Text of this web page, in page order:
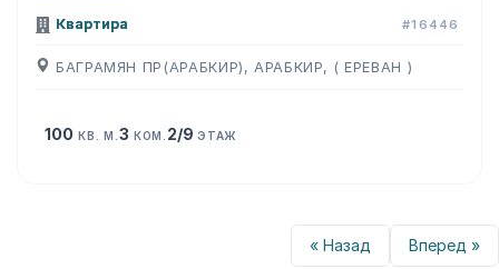
Квартира #16446
БАГРАМЯН ПР(АРАБКИР), АРАБКИР, ( ЕРЕВАН )
100 КВ. М. 3 КОМ. 2/9ЭТАЖ
« Назад Вперед »